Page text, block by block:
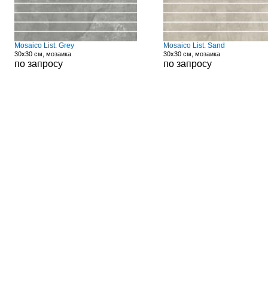
Mosaico List. Grey
30x30 см, мозаика
по запросу
Mosaico List. Sand
30x30 см, мозаика
по запросу